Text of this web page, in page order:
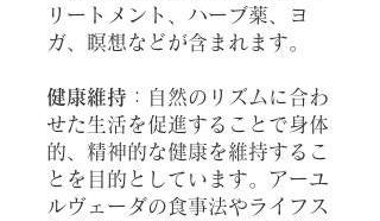
リートメント、ハーブ薬、ヨ
ガ、瞑想などが含まれます。
健康維持 ：自然のリズムに合わ
せた生活を促進することで身体
的、精神的な健康を維持するこ
とを目的としています。アーユ
ルヴェーダの食事法やライフス